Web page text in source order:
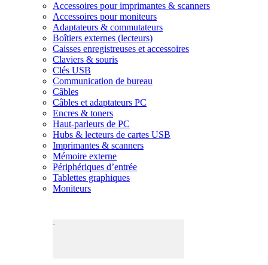
Accessoires pour imprimantes & scanners
Accessoires pour moniteurs
Adaptateurs & commutateurs
Boîtiers externes (lecteurs)
Caisses enregistreuses et accessoires
Claviers & souris
Clés USB
Communication de bureau
Câbles
Câbles et adaptateurs PC
Encres & toners
Haut-parleurs de PC
Hubs & lecteurs de cartes USB
Imprimantes & scanners
Mémoire externe
Périphériques d’entrée
Tablettes graphiques
Moniteurs